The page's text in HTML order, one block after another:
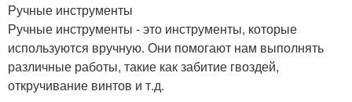
Ручные инструменты
Ручные инструменты - это инструменты, которые
используются вручную. Они помогают нам выполнять
различные работы, такие как забитие гвоздей,
откручивание винтов и т.д.